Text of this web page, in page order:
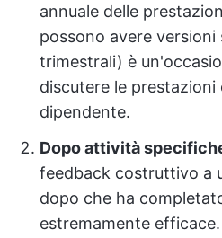
annuale delle
possono avere versioni
trimestrali) è
discutere le prestazioni
dipendente.
Dopo attività
feedback costruttivo a
dopo che ha
estremamente efficace.